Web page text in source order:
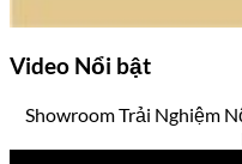
Video Nổi bật
Showroom Trải Nghiệm